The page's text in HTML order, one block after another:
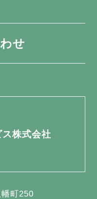
せ
株式会社
町250